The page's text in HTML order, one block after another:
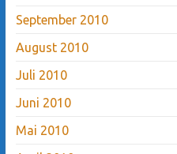
September 2010
August 2010
Juli 2010
Juni 2010
Mai 2010